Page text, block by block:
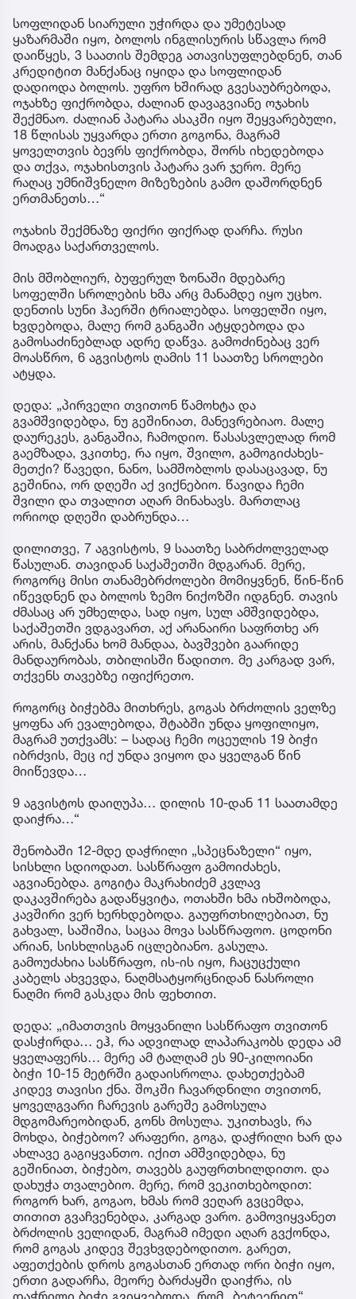
სოფლიდან სიარული უჭირდა და უმეტესად
ყაზარმაში იყო, ბოლოს ინგლისურის სწავლა რომ
დაიწყეს, 3 საათის შემდეგ ათავისუფლებდნენ, თან
კრედიტით მანქანაც იყიდა და სოფლიდან
დადიოდა ბოლოს. უფრო ხშირად გვესაუბრებოდა,
ოჯახზე ფიქრობდა, ძალიან დავაგვიანე ოჯახის
შექმნაო. ძალიან პატარა ასაკში იყო შეყვარებული,
18 წლისას უყვარდა ერთი გოგონა, მაგრამ
ყოველთვის ბევრს ფიქრობდა, შორს იხედებოდა
და თქვა, ოჯახისთვის პატარა ვარ ჯერო. მერე
რაღაც უმნიშვნელო მიზეზების გამო დაშორდნენ
ერთმანეთს…“
ოჯახის შექმნაზე ფიქრი ფიქრად დარჩა. რუსი
მოადგა საქართველოს.
მის მშობლიურ, ბუფერულ ზონაში მდებარე
სოფელში სროლების ხმა არც მანამდე იყო უცხო.
დენთის სუნი ჰაერში ტრიალებდა. სოფელში იყო,
ხვდებოდა, მალე რომ განგაში ატყდებოდა და
გამოსაძინებლად ადრე დაწვა. გამოძინებაც ვერ
მოასწრო, 6 აგვისტოს ღამის 11 საათზე სროლები
ატყდა.
დედა: „პირველი თვითონ წამოხტა და
გვამშვიდებდა, ნუ გეშინიათ, მანევრებიაო. მალე
დაურეკეს, განგაშია, ჩამოდიო. წასასვლელად რომ
გაემზადა, ვკითხე, რა იყო, შვილო, გამოგიძახეს-
მეთქი? წავედი, ნანო, სამშობლოს დასაცავად, ნუ
გეშინია, ორ დღეში აქ ვიქნებიო. წავიდა ჩემი
შვილი და თვალით აღარ მინახავს. მართლაც
ორიოდ დღეში დაბრუნდა…
დილითვე, 7 აგვისტოს, 9 საათზე საბრძოლველად
წასულან. თავიდან საქაშეთში მდგარან. მერე,
როგორც მისი თანამებრძოლები მომიყვნენ, წინ-წინ
იწევდნენ და ბოლოს ზემო ნიქოზში იდგნენ. თავის
ძმასაც არ უმხელდა, სად იყო, სულ ამშვიდებდა,
საქაშეთში ვდგავართ, აქ არანაირი საფრთხე არ
არის, მანქანა ხომ მანდაა, ბავშვები გაარიდე
მანდაურობას, თბილისში წადითო. მე კარგად ვარ,
თქვენს თავებზე იფიქრეთო.
როგორც ბიჭებმა მითხრეს, გოგას ბრძოლის ველზე
ყოფნა არ ევალებოდა, შტაბში უნდა ყოფილიყო,
მაგრამ უთქვამს: – სადაც ჩემი ოცეულის 19 ბიჭი
იბრძვის, მეც იქ უნდა ვიყოო და ყველგან წინ
მიიწევდა…
9 აგვისტოს დაიღუპა… დილის 10-დან 11 საათამდე
დაიჭრა…“
შენობაში 12-მდე დაჭრილი „სპეცნაზელი“ იყო,
სისხლი სდიოდათ. სასწრაფო გამოიძახეს,
აგვიანებდა. გოგიტა მაკრახიძემ კვლავ
დაკავშირება გადაწყვიტა, ოთახში ხმა იხშობოდა,
კავშირი ვერ ხერხდებოდა. გაუფრთხილებიათ, ნუ
გახვალ, საშიშია, საცაა მოვა სასწრაფოო. ცოდონი
არიან, სისხლისგან იცლებიანო. გასულა.
გამოუძახია სასწრაფო, ის-ის იყო, ჩაცუცქული
კაბელს ახვევდა, ნაღმსატყორცნიდან ნასროლი
ნაღმი რომ გასკდა მის ფეხთით.
დედა: „იმათთვის მოყვანილი სასწრაფო თვითონ
დასჭირდა… ეჰ, რა ადვილად ლაპარაკობს დედა ამ
ყველაფერს… მერე ამ ტალღამ ეს 90-კილოიანი
ბიჭი 10-15 მეტრში გადაისროლა. დახეთქებამ
კიდევ თავისი ქნა. შოკში ჩავარდნილი თვითონ,
ყოველგვარი ჩარევის გარეშე გამოსულა
მდგომარეობიდან, გონს მოსულა. უკითხავს, რა
მოხდა, ბიჭებოო? არაფერი, გოგა, დაჭრილი ხარ და
ახლავე გაგიყვანთო. იქით ამშვიდებდა, ნუ
გეშინიათ, ბიჭებო, თავებს გაუფრთხილდითო. და
დახუჭა თვალებიო. მერე, რომ ვეკითხებოდით:
როგორ ხარ, გოგაო, ხმას რომ ვეღარ გვცემდა,
თითით გვაჩვენებდა, კარგად ვარო. გამოვიყვანეთ
ბრძოლის ველიდან, მაგრამ იმედი აღარ გვქონდა,
რომ გოგას კიდევ შევხვდებოდითო. გარეთ,
აფეთქების დროს გოგასთან ერთად ორი ბიჭი იყო,
ერთი გადარჩა, მეორე ბარძაყში დაიჭრა, ის
დაჭრილი ბიჭი გვიყვებოდა, რომ „ბეტეერით“